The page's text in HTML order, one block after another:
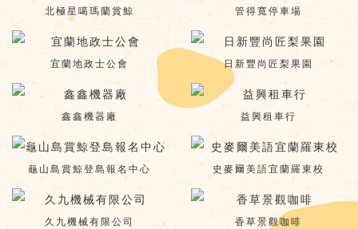
北極星噶瑪蘭賞鯨 管得寬停車場
宜蘭地政士公會 日新豐尚匠梨果園
鑫鑫機器廠 益興租車行
龜山島賞鯨登島報名中心 史麥爾美語宜蘭羅東校
久九機械有限公司 香草景觀咖啡